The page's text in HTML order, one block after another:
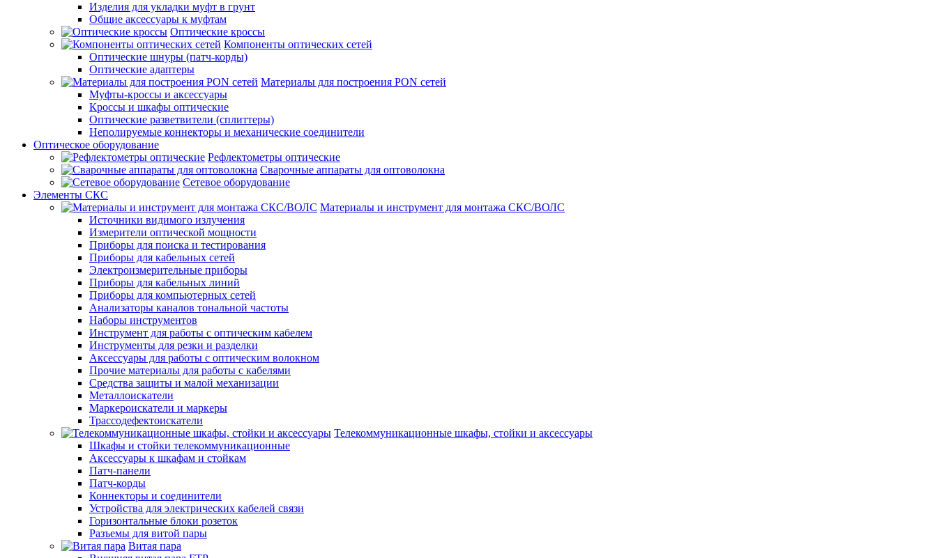
Изделия для укладки муфт в грунт
Общие аксессуары к муфтам
Оптические кроссы
Компоненты оптических сетей
Оптические шнуры (патч-корды)
Оптические адаптеры
Материалы для построения PON сетей
Муфты-кроссы и аксессуары
Кроссы и шкафы оптические
Оптические разветвители (сплиттеры)
Неполируемые коннекторы и механические соединители
Оптическое оборудование
Рефлектометры оптические
Сварочные аппараты для оптоволокна
Сетевое оборудование
Элементы СКС
Материалы и инструмент для монтажа СКС/ВОЛС
Источники видимого излучения
Измерители оптической мощности
Приборы для поиска и тестирования
Приборы для кабельных сетей
Электроизмерительные приборы
Приборы для кабельных линий
Приборы для компьютерных сетей
Анализаторы каналов тональной частоты
Наборы инструментов
Инструмент для работы с оптическим кабелем
Инструменты для резки и разделки
Аксессуары для работы с оптическим волокном
Прочие материалы для работы с кабелями
Средства защиты и малой механизации
Металлоискатели
Маркероискатели и маркеры
Трассодефектоискатели
Телекоммуникационные шкафы, стойки и аксессуары
Шкафы и стойки телекоммуникационные
Аксессуары к шкафам и стойкам
Патч-панели
Патч-корды
Коннекторы и соединители
Устройства для электрических кабелей связи
Горизонтальные блоки розеток
Разъемы для витой пары
Витая пара